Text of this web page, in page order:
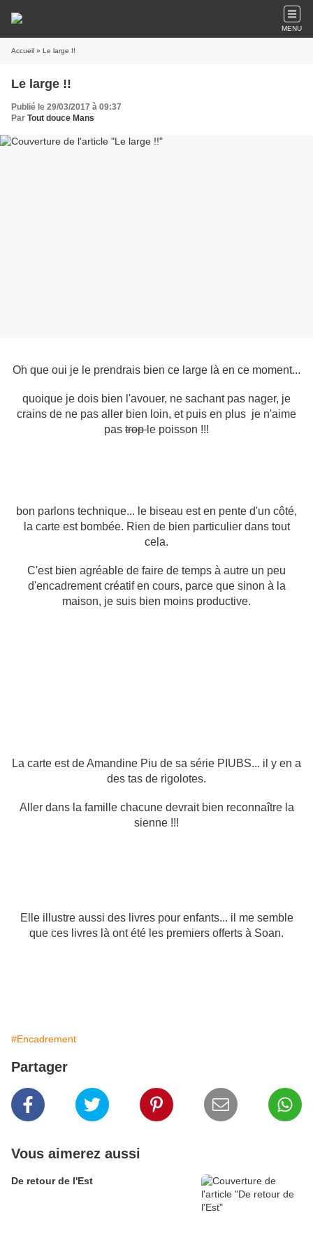
MENU
Accueil » Le large !!
Le large !!
Publié le 29/03/2017 à 09:37
Par Tout douce Mans
Oh que oui je le prendrais bien ce large là en ce moment...
quoique je dois bien l'avouer, ne sachant pas nager, je
crains de ne pas aller bien loin, et puis en plus je n'aime
pas trop le poisson !!!
bon parlons technique... le biseau est en pente d'un côté,
la carte est bombée. Rien de bien particulier dans tout
cela.
C'est bien agréable de faire de temps à autre un peu
d'encadrement créatif en cours, parce que sinon à la
maison, je suis bien moins productive.
La carte est de Amandine Piu de sa série PIUBS... il y en a
des tas de rigolotes.
Aller dans la famille chacune devrait bien reconnaître la
sienne !!!
Elle illustre aussi des livres pour enfants... il me semble
que ces livres là ont été les premiers offerts à Soan.
#Encadrement
Partager
Vous aimerez aussi
De retour de l'Est